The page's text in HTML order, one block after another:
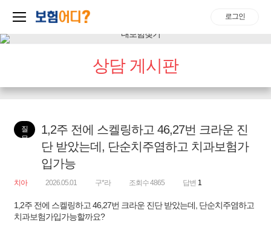
로그인
상담 게시판
질
문
1,2주 전에 스켈링하고 46,27번 크라운 진
단 받았는데, 단순치주염하고 치과보험가
입가능
치아 2026.05.01 구*라 조회수 4865 답변 1
1,2주 전에 스켈링하고 46,27번 크라운 진단 받았는데, 단순치주염하고
치과보험가입가능할까요?